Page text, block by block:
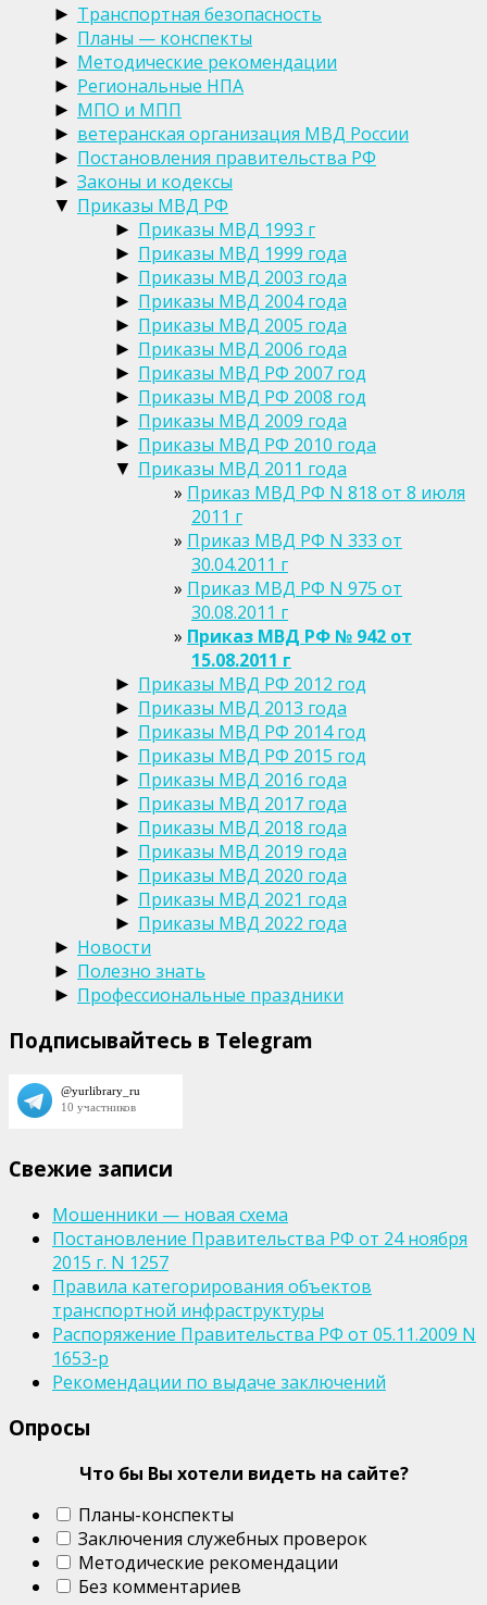
► Транспортная безопасность
► Планы — конспекты
► Методические рекомендации
► Региональные НПА
► МПО и МПП
► ветеранская организация МВД России
► Постановления правительства РФ
► Законы и кодексы
▼ Приказы МВД РФ
► Приказы МВД 1993 г
► Приказы МВД 1999 года
► Приказы МВД 2003 года
► Приказы МВД 2004 года
► Приказы МВД 2005 года
► Приказы МВД 2006 года
► Приказы МВД РФ 2007 год
► Приказы МВД РФ 2008 год
► Приказы МВД 2009 года
► Приказы МВД РФ 2010 года
▼ Приказы МВД 2011 года
Приказ МВД РФ N 818 от 8 июля
2011 г
Приказ МВД РФ N 333 от
30.04.2011 г
Приказ МВД РФ N 975 от
30.08.2011 г
Приказ МВД РФ № 942 от
15.08.2011 г
► Приказы МВД РФ 2012 год
► Приказы МВД 2013 года
► Приказы МВД РФ 2014 год
► Приказы МВД РФ 2015 год
► Приказы МВД 2016 года
► Приказы МВД 2017 года
► Приказы МВД 2018 года
► Приказы МВД 2019 года
► Приказы МВД 2020 года
► Приказы МВД 2021 года
► Приказы МВД 2022 года
► Новости
► Полезно знать
► Профессиональные праздники
Подписывайтесь в Telegram
Свежие записи
Мошенники — новая схема
Постановление Правительства РФ от 24 ноября
2015 г. N 1257
Правила категорирования объектов
транспортной инфраструктуры
Распоряжение Правительства РФ от 05.11.2009 N
1653-р
Рекомендации по выдаче заключений
Опросы
Что бы Вы хотели видеть на сайте?
Планы-конспекты
Заключения служебных проверок
Методические рекомендации
Без комментариев